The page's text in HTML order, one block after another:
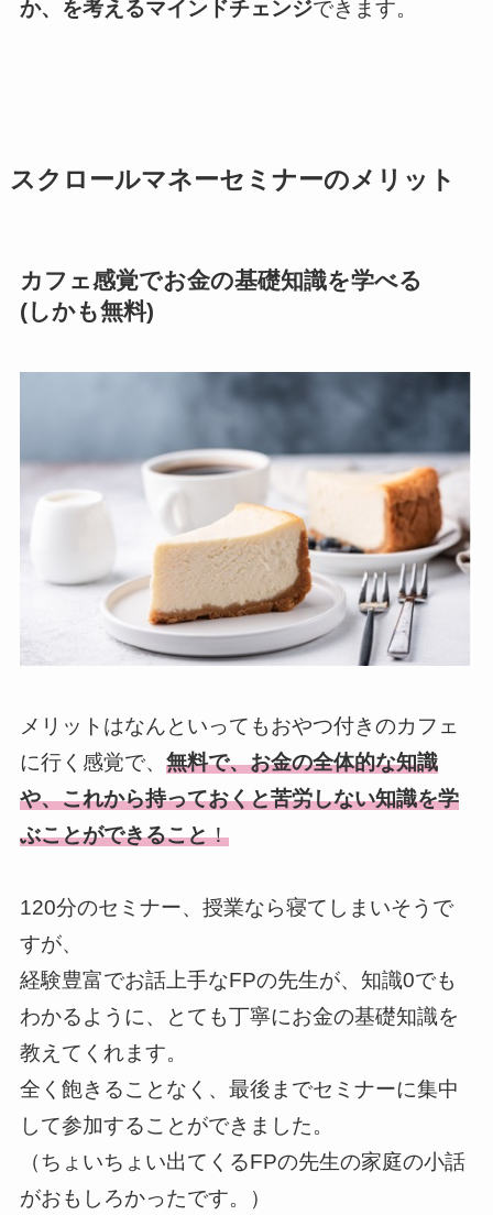
か、を考えるマインドチェンジできます。
スクロールマネーセミナーのメリット
カフェ感覚でお金の基礎知識を学べる
(しかも無料)
メリットはなんといってもおやつ付きのカフェ
に行く感覚で、 無料で、お金の全体的な知識
や、これから持っておくと苦労しない知識を学
ぶことができること！
120分のセミナー、授業なら寝てしまいそうで
すが、
経験豊富でお話上手なFPの先生が、知識0でも
わかるように、とても丁寧にお金の基礎知識を
教えてくれます。
全く飽きることなく、最後までセミナーに集中
して参加することができました。
（ちょいちょい出てくるFPの先生の家庭の小話
がおもしろかったです。）